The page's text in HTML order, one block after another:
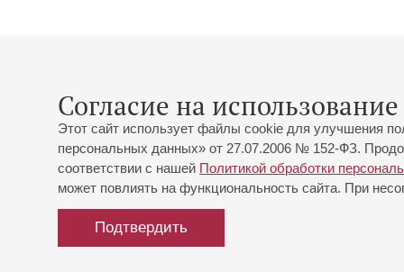
Согласие на
Этот сайт использует файлы cookie для улучшения
персональных данных» от 27.07.2006 № 152-ФЗ.
соответствии с нашей Политикой обработки
может повлиять на функциональность сайта. При
Подтвердить